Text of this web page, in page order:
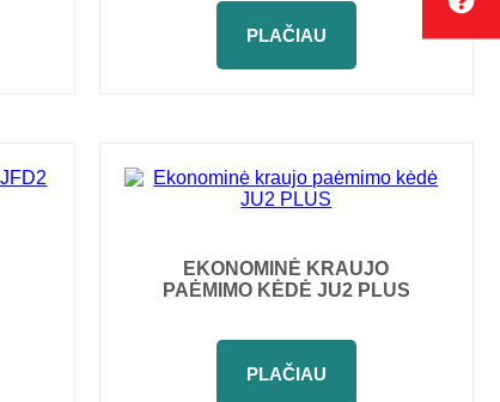
PLAČIAU
EKONOMINĖ KRAUJO
PAĖMIMO KĖDĖ JU2 PLUS
PLAČIAU